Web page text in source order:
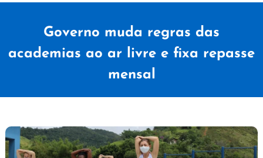
Governo muda regras das
academias ao ar livre e fixa repasse
mensal